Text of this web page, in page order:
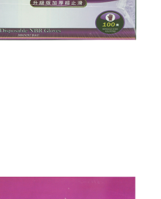
先享後付 」之結帳頁面顯示為準，若有關於
欲退款等相關疑問，請聯繫「AFTEE先享後付
support/home
以上)免運費